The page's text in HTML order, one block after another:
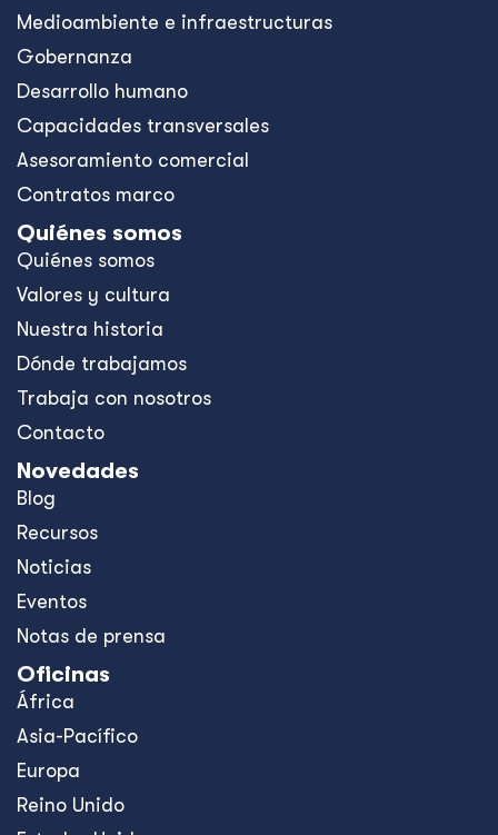
Medioambiente e infraestructuras
Gobernanza
Desarrollo humano
Capacidades transversales
Asesoramiento comercial
Contratos marco
Quiénes somos
Quiénes somos
Valores y cultura
Nuestra historia
Dónde trabajamos
Trabaja con nosotros
Contacto
Novedades
Blog
Recursos
Noticias
Eventos
Notas de prensa
Oficinas
África
Asia-Pacífico
Europa
Reino Unido